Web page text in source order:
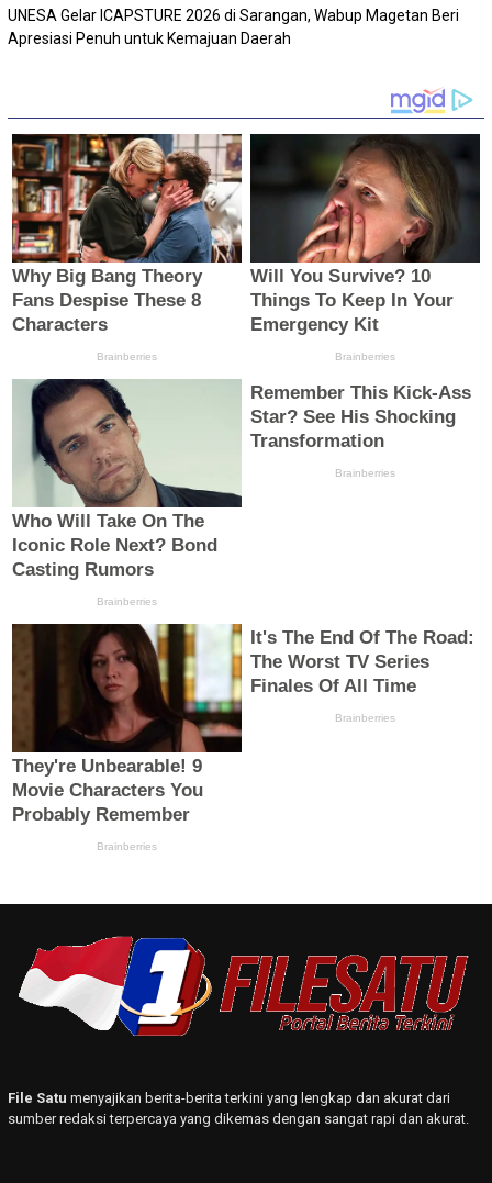
‎UNESA Gelar ICAPSTURE 2026 di Sarangan, Wabup Magetan Beri
Apresiasi Penuh untuk Kemajuan Daerah
File Satu menyajikan berita-berita terkini yang lengkap dan akurat dari
sumber redaksi terpercaya yang dikemas dengan sangat rapi dan akurat.